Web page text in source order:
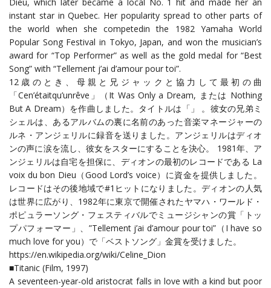
Dieu, which later became a local No. 1 hit and made her an
instant star in Quebec. Her popularity spread to other parts of
the world when she competedin the 1982 Yamaha World
Popular Song Festival in Tokyo, Japan, and won the musician’s
award for “Top Performer” as well as the gold medal for “Best
Song” with “Tellement j’ai d’amour pour toi”.
12歳のとき、母親と兄ジャックと協力して最初の曲
「Cen’étaitqu’unrêve」（It Was Only a Dream, または Nothing
But A Dream）を作曲しました。タイトルは「」 。彼女の兄弟ミ
シェルは、あるアルバムの裏に名前のあった音楽マネージャーの
ルネ・アンジェリルに録音を送りました。アンジェリルはディオ
ンの声に涙を流し、彼女をスターにすることを決心。 1981年、ア
ンジェリルは自宅を担保に、ディオンの最初のレコードである La
voix du bon Dieu（Good Lord’s voice）に資金を提供しました。
レコードはその後地域で#1ヒットになりました。ディオンの人気
は世界に広がり、1982年に東京で開催されたヤマハ・ワールド・
ポピュラーソング・フェスティバルでミュージシャンの賞「トッ
プパフォーマー」、”Tellement j’ai d’amour pour toi”（I have so
much love for you）で「ベストソング」金賞を受けました。
https://en.wikipedia.org/wiki/Celine_Dion
■Titanic (Film, 1997)
A seventeen-year-old aristocrat falls in love with a kind but poor